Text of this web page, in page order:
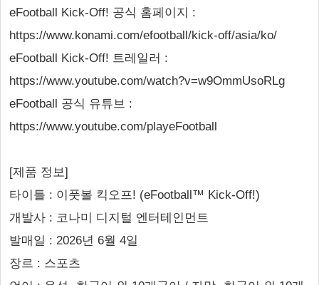
eFootball Kick-Off! 공식 홈페이지 :
https://www.konami.com/efootball/kick-off/asia/ko/
eFootball Kick-Off! 트레일러 :
https://www.youtube.com/watch?v=w9OmmUsoRLg
eFootball 공식 유튜브 :
https://www.youtube.com/playeFootball
[제품 정보]
타이틀 : 이풋볼 킥오프! (eFootball™ Kick-Off!)
개발사 : 코나미 디지털 엔터테인먼트
발매일 : 2026년 6월 4일
장르 : 스포츠